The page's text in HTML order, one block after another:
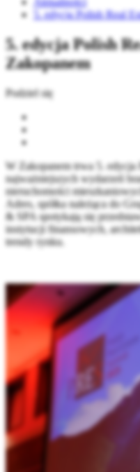
5. edycja Polish Real
5. edycja Polish
Zakopanem
Podziel się
W Zakopanem trwa 5.
najważniejszych wydarzeń
nieruchomości
Adres, spółka należąca do
& SPA spotykają się
instytucji finansowych,
trendy rynku.